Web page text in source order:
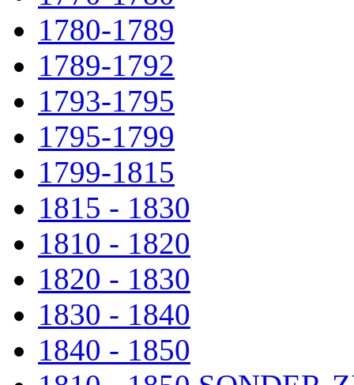
1780-1789
1789-1792
1793-1795
1795-1799
1799-1815
1815 - 1830
1810 - 1820
1820 - 1830
1830 - 1840
1840 - 1850